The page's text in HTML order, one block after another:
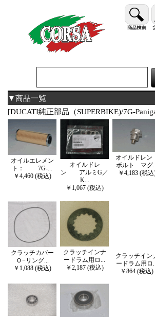
▼商品一覧
[DUCATI純正部品（SUPERBIKE)/7G-
オイルエレメン
ト： 7G-...
￥4,460 (税込)
オイルドレ
ン アルミG／
K...
￥1,067 (税込)
オイルドレン
ボルト マグ...
￥4,183 (税込
クラッチカバー
Ｏ−リング...
￥1,088 (税込)
クラッチインナ
ードラム用ロ...
￥2,187 (税込)
クラッチイン
ードラム用ロ
￥864 (税込)